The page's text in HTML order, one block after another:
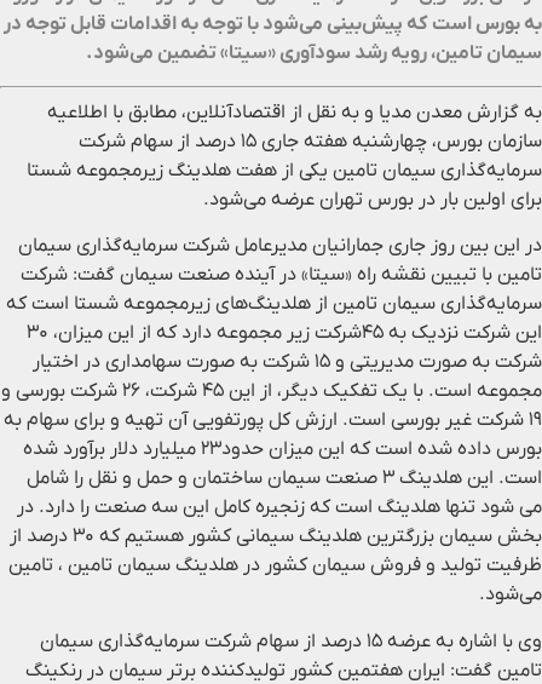
به بورس است که پیش‌بینی می‌شود با توجه به اقدامات قابل توجه در
سیمان تامین، رویه رشد سودآوری «سیتا» تضمین می‌شود.
به گزارش معدن مدیا و به نقل از اقتصادآنلاین، مطابق با اطلاعیه
سازمان بورس، چهارشنبه هفته جاری ۱۵ درصد از سهام شرکت
سرمایه‌گذاری سیمان تامین یکی از هفت هلدینگ زیرمجموعه شستا
برای اولین بار در بورس تهران عرضه می‌شود.
در این بین روز جاری جمارانیان مدیرعامل شرکت سرمایه‌گذاری سیمان
تامین با تبیین نقشه راه «سیتا» در آینده صنعت سیمان گفت: شرکت
سرمایه‌گذاری سیمان تامین از هلدینگ‌های زیرمجموعه شستا است که
این شرکت نزدیک به ۴۵شرکت زیر مجموعه دارد که از این میزان، ۳۰
شرکت به صورت مدیریتی و ۱۵ شرکت به صورت سهامداری در اختیار
مجموعه است. با یک تفکیک دیگر، از این ۴۵ شرکت، ۲۶ شرکت بورسی و
۱۹ شرکت غیر بورسی است. ارزش کل پورتفویی آن تهیه و برای سهام به
بورس داده شده است که این میزان حدود۲۳ میلیارد دلار برآورد شده
است. این هلدینگ ۳ صنعت سیمان ساختمان و حمل و نقل را شامل
می شود تنها هلدینگ است که زنجیره کامل این سه صنعت را دارد. در
بخش سیمان بزرگترین هلدینگ سیمانی کشور هستیم که ۳۰ درصد از
ظرفیت تولید و فروش سیمان کشور در هلدینگ سیمان تامین ، تامین
می‌شود.
وی با اشاره به عرضه ۱۵ درصد از سهام شرکت سرمایه‌گذاری سیمان
تامین گفت: ایران هفتمین کشور تولیدکننده برتر سیمان در رنکینگ